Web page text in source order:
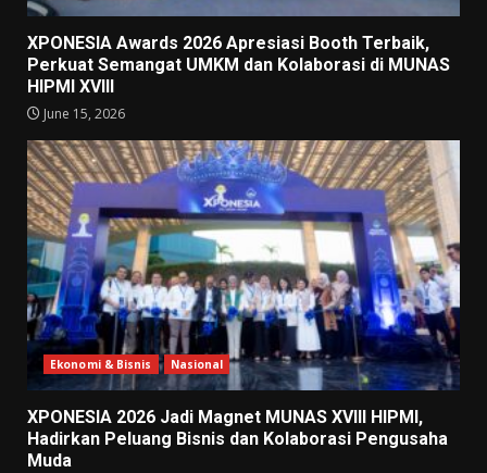
XPONESIA Awards 2026 Apresiasi Booth Terbaik,
Perkuat Semangat UMKM dan Kolaborasi di MUNAS
HIPMI XVIII
June 15, 2026
Ekonomi & Bisnis Nasional
XPONESIA 2026 Jadi Magnet MUNAS XVIII HIPMI,
Hadirkan Peluang Bisnis dan Kolaborasi Pengusaha
Muda